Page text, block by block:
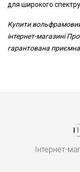
для широкого
Купити
інтернет-магазині
гарантована
Інтернет-